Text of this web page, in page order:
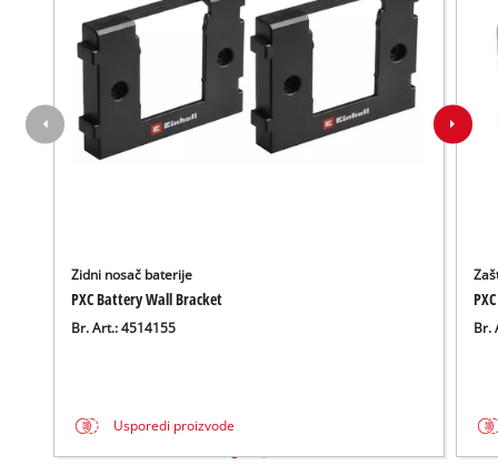
Zidni nosač baterije
PXC Battery Wall Bracket
Br. Art.: 4514155
Usporedi proizvode
Br.